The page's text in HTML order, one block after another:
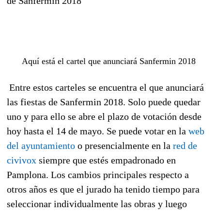
Aquí está el cartel que anunciará Sanfermin 2018
Entre estos carteles se encuentra el que anunciará
las fiestas de Sanfermin 2018. Solo puede quedar
uno y para ello se abre el plazo de votación desde
hoy hasta el 14 de mayo. Se puede votar en la web
del ayuntamiento o presencialmente en la red de
civivox siempre que estés empadronado en
Pamplona. Los cambios principales respecto a
otros años es que el jurado ha tenido tiempo para
seleccionar individualmente las obras y luego